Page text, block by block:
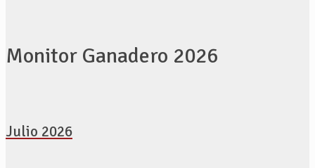
Monitor Ganadero 2026
Julio 2026